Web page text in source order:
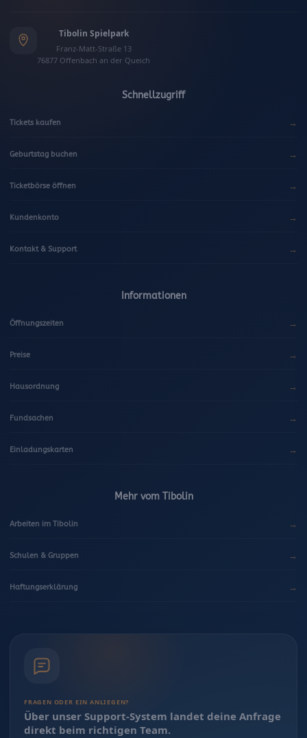
Tibolin Spielpark
Franz-Matt-Straße 13
76877 Offenbach an der Queich
Schnellzugriff
Tickets kaufen →
Geburtstag buchen →
Ticketbörse öffnen →
Kundenkonto →
Kontakt & Support →
Informationen
Öffnungszeiten →
Preise →
Hausordnung →
Fundsachen →
Einladungskarten →
Mehr vom Tibolin
Arbeiten im Tibolin →
Schulen & Gruppen →
Haftungserklärung →
FRAGEN ODER EIN ANLIEGEN?
Über unser Support-System landet deine Anfrage
direkt beim richtigen Team.